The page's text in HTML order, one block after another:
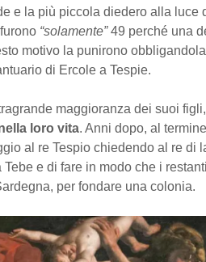
e la più piccola diedero alla luce
“solamente”49 perché una
motivo la punirono
di Ercole a Tespie.
maggioranza dei suoi figli,
loro vita. Anni dopo, al
al re Tespio chiedendo al re di
e di fare in modo che i
per fondare una colonia.